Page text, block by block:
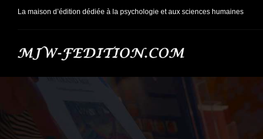
PasserLa maison d’édition dédiée à la psychologie et aux sciences humaines